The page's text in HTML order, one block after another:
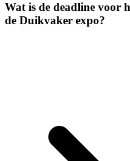
Wat is de deadline voor
de Duikvaker expo?